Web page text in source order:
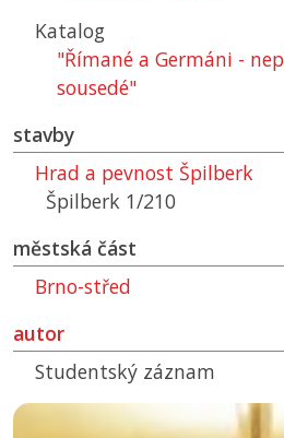
Katalog
"Římané a Germáni -
sousedé"
stavby
Hrad a pevnost Špilberk
Špilberk 1/210
městská část
Brno-střed
autor
Studentský záznam